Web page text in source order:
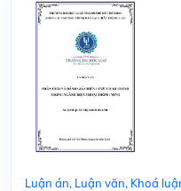
Luận án, Luận văn, Khoá